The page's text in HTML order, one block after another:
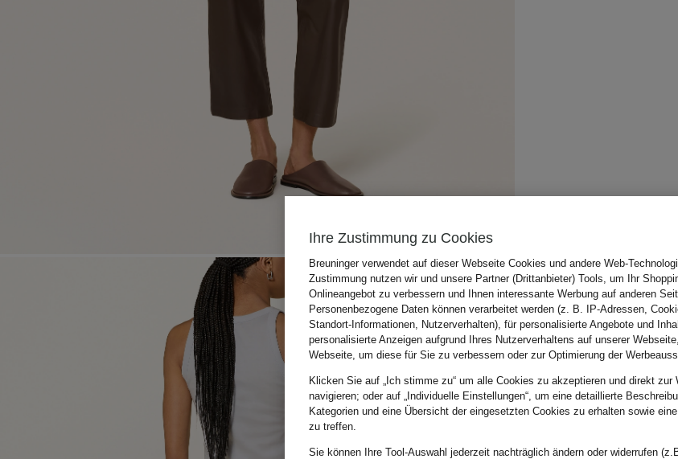
Ihre Zustimmung zu Cookies
Breuninger verwendet auf dieser Webseite Cookies und andere Web-
Zustimmung nutzen wir und unsere Partner (Drittanbieter) Tools, um Ihr
Onlineangebot zu verbessern und Ihnen interessante Werbung auf anderen
Personenbezogene Daten können verarbeitet werden (z. B. IP-Adressen,
Standort-Informationen, Nutzerverhalten), für personalisierte Angebote und
personalisierte Anzeigen aufgrund Ihres Nutzerverhaltens auf unserer
Webseite, um diese für Sie zu verbessern oder zur Optimierung der
Klicken Sie auf „Ich stimme zu“ um alle Cookies zu akzeptieren und direkt zur
navigieren; oder auf „Individuelle Einstellungen“, um eine detaillierte
Kategorien und eine Übersicht der eingesetzten Cookies zu erhalten sowie
zu treffen.
Sie können Ihre Tool-Auswahl jederzeit nachträglich ändern oder widerrufen